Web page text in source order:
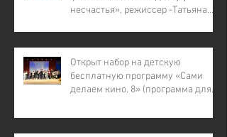
несчастья», режиссер -Татьяна
Открыт набор на детскую
бесплатную программу «Сами
делаем кино. 8» (программа для
детей из малообеспеченных и